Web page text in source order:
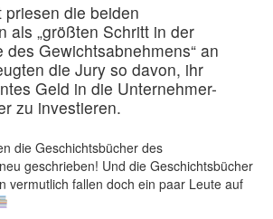
priesen die beiden
als „größten Schritt in der
des Gewichtsabnehmens“ an
die Jury so davon, ihr
Geld in die Unternehmer-
zu investieren.
die Geschichtsbücher des
geschrieben! Und die Geschichtsbücher
vermutlich fallen doch ein paar Leute auf